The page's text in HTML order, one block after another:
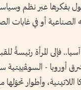
تجول بفكرها عبر نظم
أو في غابات
فإلى المرأة رئيسةً
- السوﭭييتية
اللاتينية، وأطوار